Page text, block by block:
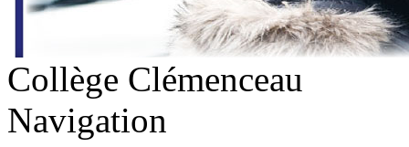
Collège Clémenceau
Navigation